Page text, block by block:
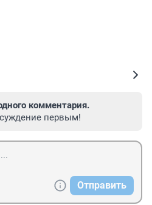
комментария.
первым!
Отправить